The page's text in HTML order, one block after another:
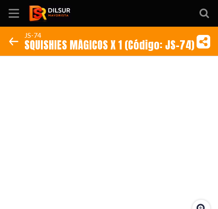
Inicio
JS-74
SQUISHIES MÁGICOS X 1 (Código: JS-74)